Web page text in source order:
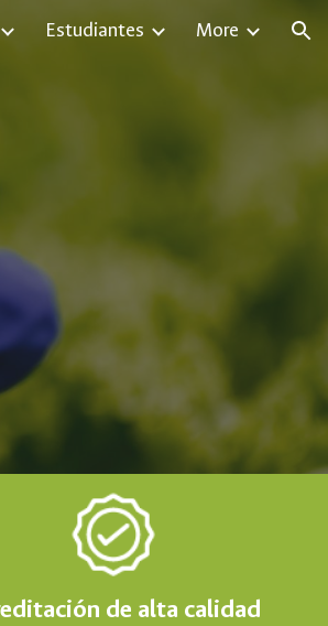
Estudiantes More
de alta calidad